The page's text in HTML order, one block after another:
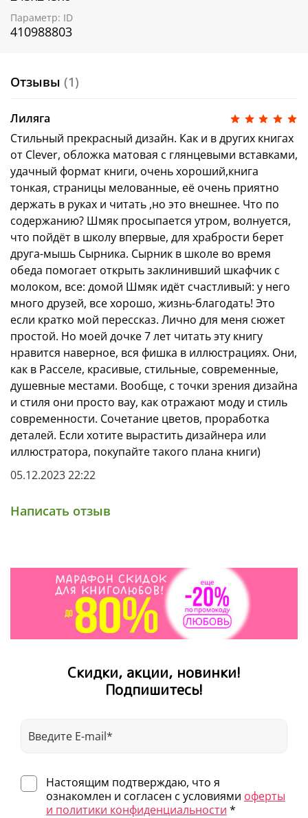
чтобы вы могли проверить, все ли истории у вас уже
есть.
Параметр: ID
410988803
Отзывы (1)
Лиляга
Стильный прекрасный дизайн. Как и в других книгах
от Clever, обложка матовая с глянцевыми вставками,
удачный формат книги, очень хороший,книга
тонкая, страницы мелованные, её очень приятно
держать в руках и читать ,но это внешнее. Что по
содержанию? Шмяк просыпается утром, волнуется,
что пойдёт в школу впервые, для храбрости берет
друга-мышь Сырника. Сырник в школе во время
обеда помогает открыть заклинивший шкафчик с
молоком, все: домой Шмяк идёт счастливый: у него
много друзей, все хорошо, жизнь-благодать! Это
если кратко мой перессказ. Лично для меня сюжет
простой. Но моей дочке 7 лет читать эту книгу
нравится наверное, вся фишка в иллюстрациях. Они,
как в Расселе, красивые, стильные, современные,
душевные местами. Вообще, с точки зрения дизайна
и стиля они просто вау, как отражают моду и стиль
современности. Сочетание цветов, проработка
деталей. Если хотите вырастить дизайнера или
иллюстратора, покупайте такого плана книги)
05.12.2023 22:22
Написать отзыв
Скидки, акции, новинки!
Подпишитесь!
Настоящим подтверждаю, что я
ознакомлен и согласен с условиями оферты
и политики конфиденциальности *